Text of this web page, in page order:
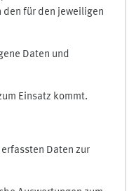
den für den jeweiligen
Daten und
Einsatz kommt.
Daten zur